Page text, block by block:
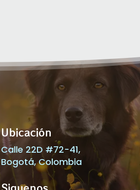
Ubicación
Calle 22D #72-41,
Bogotá, Colombia